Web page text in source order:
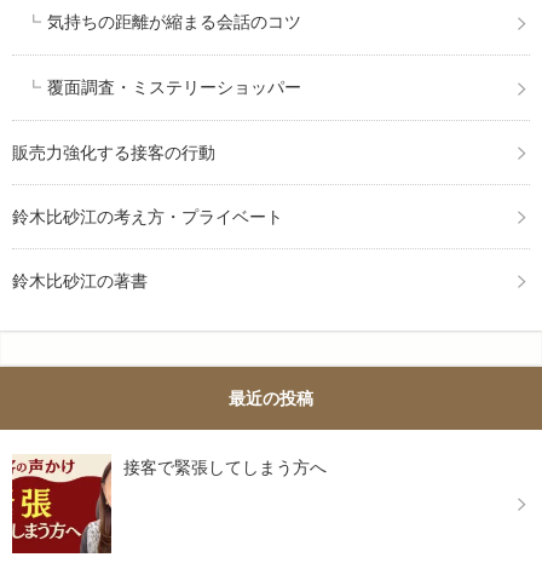
気持ちの距離が縮まる会話のコツ
覆面調査・ミステリーショッパー
販売力強化する接客の行動
鈴木比砂江の考え方・プライベート
鈴木比砂江の著書
最近の投稿
接客で緊張してしまう方へ